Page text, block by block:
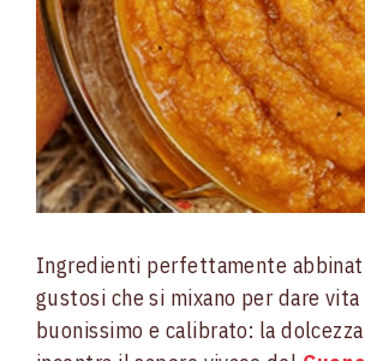
Ingredienti perfettamente
gustosi che si mixano per dare vita
buonissimo e calibrato: la